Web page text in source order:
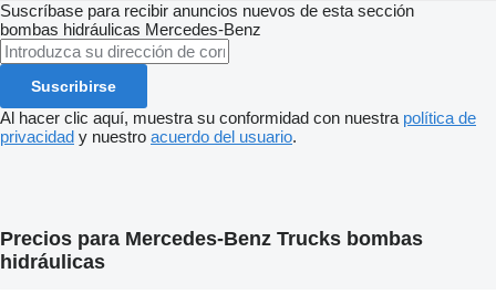
Suscríbase para recibir anuncios nuevos de esta sección
bombas hidráulicas Mercedes-Benz
Suscribirse
Al hacer clic aquí, muestra su conformidad con nuestra política de
privacidad y nuestro acuerdo del usuario.
Precios para Mercedes-Benz Trucks bombas
hidráulicas